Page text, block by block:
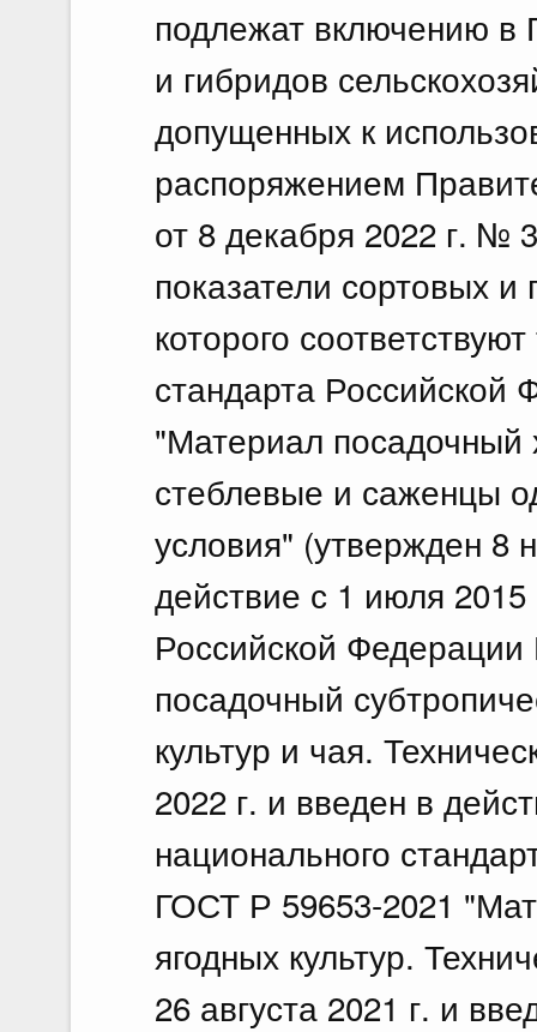
подлежат включению в
и гибридов
допущенных к
распоряжением
от 8 декабря 2022 г. №
показатели сортовых
которого
стандарта
"Материал посадочный
стеблевые и саженцы
условия" (утвержден 8
действие с 1 июля 2015
Российской
посадочный
культур и чая.
2022 г. и введен в
национального
ГОСТ Р 59653-2021
ягодных культур.
26 августа 2021 г. и